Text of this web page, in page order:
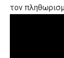
τον